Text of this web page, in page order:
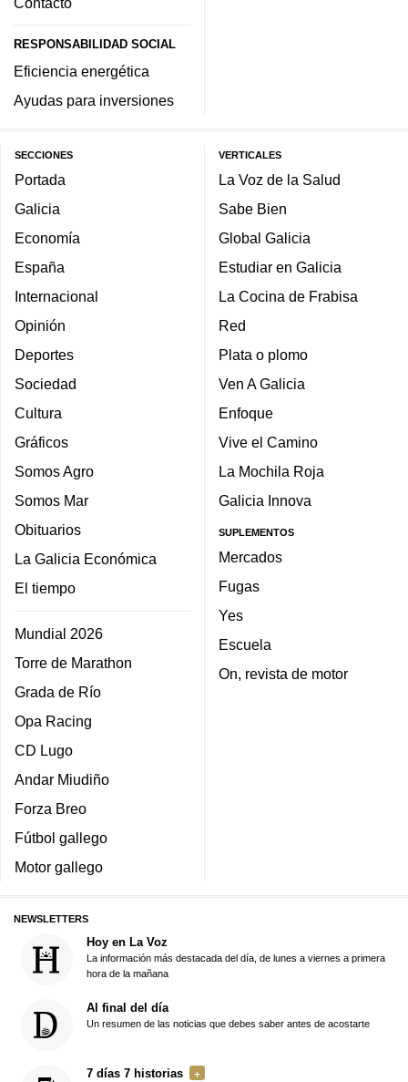
RESPONSABILIDAD SOCIAL
Eficiencia energética
Ayudas para inversiones
SECCIONES
Portada
Galicia
Economía
España
Internacional
Opinión
Deportes
Sociedad
Cultura
Gráficos
Somos Agro
Somos Mar
Obituarios
La Galicia Económica
El tiempo
Mundial 2026
Torre de Marathon
Grada de Río
Opa Racing
CD Lugo
Andar Miudiño
Forza Breo
Fútbol gallego
Motor gallego
VERTICALES
La Voz de la Salud
Sabe Bien
Global Galicia
Estudiar en Galicia
La Cocina de Frabisa
Red
Plata o plomo
Ven A Galicia
Enfoque
Vive el Camino
La Mochila Roja
Galicia Innova
SUPLEMENTOS
Mercados
Fugas
Yes
Escuela
On, revista de motor
NEWSLETTERS
Hoy en La Voz
La información más destacada del día, de lunes a viernes a primera
hora de la mañana
Al final del día
Un resumen de las noticias que debes saber antes de acostarte
7 días 7 historias